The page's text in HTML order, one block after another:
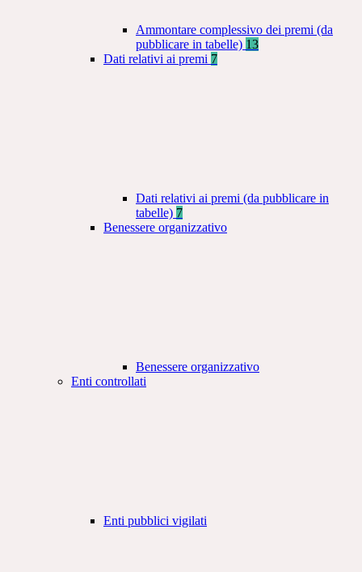
Ammontare complessivo dei premi (da
pubblicare in tabelle) 13
Dati relativi ai premi 7
Dati relativi ai premi (da pubblicare in
tabelle) 7
Benessere organizzativo
Benessere organizzativo
Enti controllati
Enti pubblici vigilati